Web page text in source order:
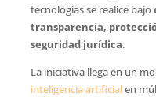
tecnologías se realice bajo
transparencia,
seguridad jurídica.
La iniciativa llega en un
inteligencia artificialen